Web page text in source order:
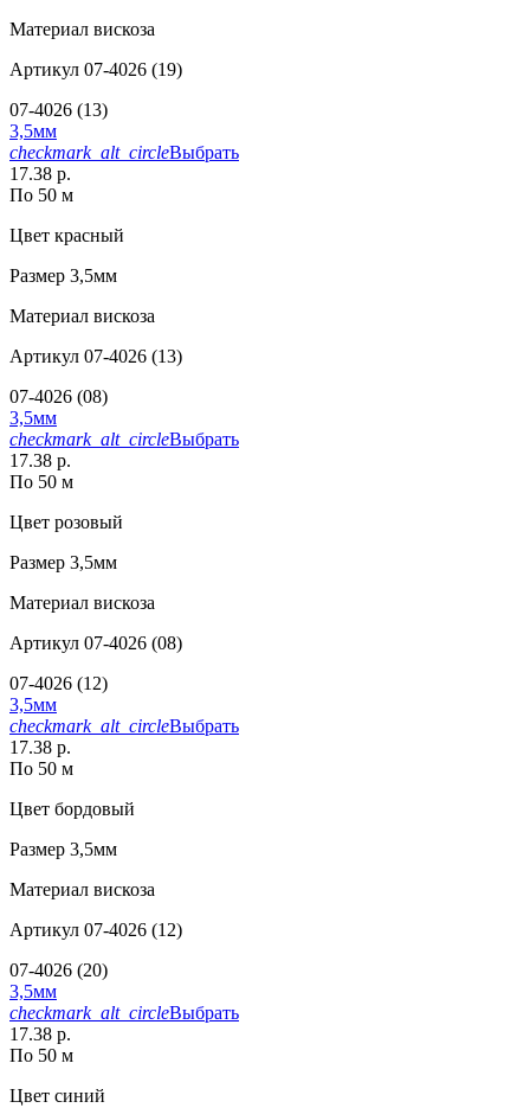
Материал вискоза
Артикул 07-4026 (19)
07-4026 (13)
3,5мм
checkmark_alt_circleВыбрать
17.38 р.
По 50 м
Цвет красный
Размер 3,5мм
Материал вискоза
Артикул 07-4026 (13)
07-4026 (08)
3,5мм
checkmark_alt_circleВыбрать
17.38 р.
По 50 м
Цвет розовый
Размер 3,5мм
Материал вискоза
Артикул 07-4026 (08)
07-4026 (12)
3,5мм
checkmark_alt_circleВыбрать
17.38 р.
По 50 м
Цвет бордовый
Размер 3,5мм
Материал вискоза
Артикул 07-4026 (12)
07-4026 (20)
3,5мм
checkmark_alt_circleВыбрать
17.38 р.
По 50 м
Цвет синий